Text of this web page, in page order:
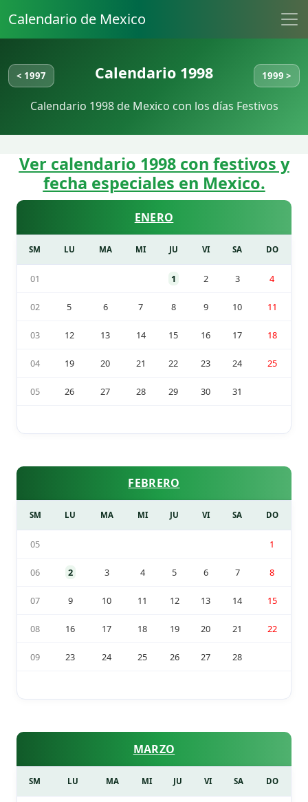
Calendario de Mexico
< 1997 Calendario 1998 1999 >
Calendario 1998 de Mexico con los días Festivos
Ver calendario 1998 con festivos y
fecha especiales en Mexico.
ENERO
SM LU MA MI JU VI SA DO
01 1 2 3 4
02 5 6 7 8 9 10 11
03 12 13 14 15 16 17 18
04 19 20 21 22 23 24 25
05 26 27 28 29 30 31
FEBRERO
SM LU MA MI JU VI SA DO
05 1
06 2 3 4 5 6 7 8
07 9 10 11 12 13 14 15
08 16 17 18 19 20 21 22
09 23 24 25 26 27 28
MARZO
SM LU MA MI JU VI SA DO